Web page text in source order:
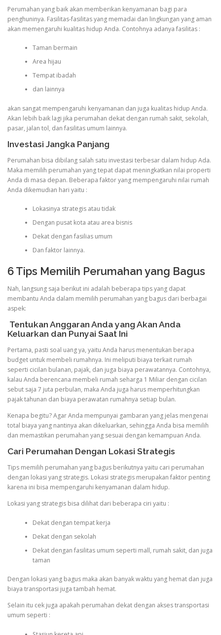
Perumahan yang baik akan memberikan kenyamanan bagi para
penghuninya. Fasilitas-fasilitas yang memadai dan lingkungan yang aman
akan memengaruhi kualitas hidup Anda. Contohnya adanya fasilitas :
Taman bermain
Area hijau
Tempat ibadah
dan lainnya
akan sangat mempengaruhi kenyamanan dan juga kualitas hidup Anda.
Akan lebih baik lagi jika perumahan dekat dengan rumah sakit, sekolah,
pasar, jalan tol, dan fasilitas umum lainnya.
Investasi Jangka Panjang
Perumahan bisa dibilang salah satu investasi terbesar dalam hidup Ada.
Maka memilih perumahan yang tepat dapat meningkatkan nilai properti
Anda di masa depan. Beberapa faktor yang mempengaruhi nilai rumah
Anda dikemudian hari yaitu :
Lokasinya strategis atau tidak
Dengan pusat kota atau area bisnis
Dekat dengan fasilias umum
Dan faktor lainnya.
6 Tips Memilih Perumahan yang Bagus
Nah, langsung saja berikut ini adalah beberapa tips yang dapat
membantu Anda dalam memilih perumahan yang bagus dari berbagai
aspek:
Tentukan Anggaran Anda yang Akan Anda
Keluarkan dan Punyai Saat Ini
Pertama, pasti soal uang ya, yaitu Anda harus menentukan berapa
budget untuk membeli rumahnya. Ini meliputi biaya terkait rumah
seperti cicilan bulanan, pajak, dan juga biaya perawatannya. Contohnya,
kalau Anda berencana membeli rumah seharga 1 Miliar dengan cicilan
sebut saja 7 juta perbulan, maka Anda juga harus memperhitungkan
pajak tahunan dan biaya perawatan rumahnya setiap bulan.
Kenapa begitu? Agar Anda mempunyai gambaran yang jelas mengenai
total biaya yang nantinya akan dikeluarkan, sehingga Anda bisa memilih
dan memastikan perumahan yang sesuai dengan kemampuan Anda.
Cari Perumahan Dengan Lokasi Strategis
Tips memilih perumahan yang bagus berikutnya yaitu cari perumahan
dengan lokasi yang strategis. Lokasi strategis merupakan faktor penting
karena ini bisa mempengaruhi kenyamanan dalam hidup.
Lokasi yang strategis bisa dilihat dari beberapa ciri yaitu :
Dekat dengan tempat kerja
Dekat dengan sekolah
Dekat dengan fasilitas umum seperti mall, rumah sakit, dan juga
taman
Dengan lokasi yang bagus maka akan banyak waktu yang hemat dan juga
biaya transportasi juga tambah hemat.
Selain itu cek juga apakah perumahan dekat dengan akses transportasi
umum seperti :